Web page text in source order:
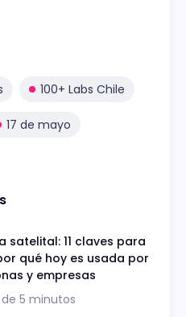
100+ Labs Chile
17 de mayo
satelital: 11 claves para
qué hoy es usada por
y empresas
5 minutos